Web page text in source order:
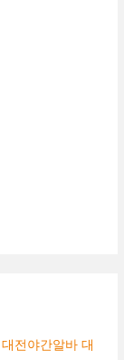
전야간알바 대